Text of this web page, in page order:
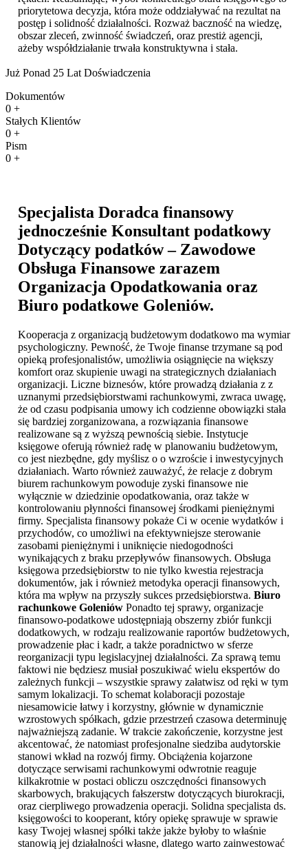
priorytetowa decyzja, która może oddziaływać na rezultat na
postęp i solidność działalności. Rozważ baczność na wiedzę,
obszar zleceń, zwinność świadczeń, oraz prestiż agencji,
ażeby współdziałanie trwała konstruktywna i stała.
Już Ponad 25 Lat Doświadczenia
Dokumentów
0 +
Stałych Klientów
0 +
Pism
0 +
Specjalista Doradca finansowy
jednocześnie Konsultant podatkowy
Dotyczący podatków – Zawodowe
Obsługa Finansowe zarazem
Organizacja Opodatkowania oraz
Biuro podatkowe Goleniów.
Kooperacja z organizacją budżetowym dodatkowo ma wymiar
psychologiczny. Pewność, że Twoje finanse trzymane są pod
opieką profesjonalistów, umożliwia osiągnięcie na większy
komfort oraz skupienie uwagi na strategicznych działaniach
organizacji. Liczne biznesów, które prowadzą działania z z
uznanymi przedsiębiorstwami rachunkowymi, zwraca uwagę,
że od czasu podpisania umowy ich codzienne obowiązki stała
się bardziej zorganizowana, a rozwiązania finansowe
realizowane są z wyższą pewnością siebie. Instytucje
księgowe oferują również radę w planowaniu budżetowym,
co jest niezbędne, gdy myślisz o o wzroście i inwestycyjnych
działaniach. Warto również zauważyć, że relacje z dobrym
biurem rachunkowym powoduje zyski finansowe nie
wyłącznie w dziedzinie opodatkowania, oraz także w
kontrolowaniu płynności finansowej środkami pieniężnymi
firmy. Specjalista finansowy pokaże Ci w ocenie wydatków i
przychodów, co umożliwi na efektywniejsze sterowanie
zasobami pieniężnymi i uniknięcie niedogodności
wynikających z braku przepływów finansowych. Obsługa
księgowa przedsiębiorstw to nie tylko kwestia rejestracja
dokumentów, jak i również metodyka operacji finansowych,
która ma wpływ na przyszły sukces przedsiębiorstwa. Biuro
rachunkowe Goleniów Ponadto tej sprawy, organizacje
finansowo-podatkowe udostępniają obszerny zbiór funkcji
dodatkowych, w rodzaju realizowanie raportów budżetowych,
prowadzenie płac i kadr, a także poradnictwo w sferze
reorganizacji typu legislacyjnej działalności. Za sprawą temu
faktowi nie będziesz musiał poszukiwać wielu ekspertów do
zależnych funkcji – wszystkie sprawy załatwisz od ręki w tym
samym lokalizacji. To schemat kolaboracji pozostaje
niesamowicie łatwy i korzystny, głównie w dynamicznie
wzrostowych spółkach, gdzie przestrzeń czasowa determinuję
najważniejszą zadanie. W trakcie zakończenie, korzystne jest
akcentować, że natomiast profesjonalne siedziba audytorskie
stanowi wkład na rozwój firmy. Obciążenia kojarzone
dotyczące serwisami rachunkowymi odwrotnie reaguje
kilkakrotnie w postaci obliczu oszczędności finansowych
skarbowych, brakujących fałszerstw dotyczących biurokracji,
oraz cierpliwego prowadzenia operacji. Solidna specjalista ds.
księgowości to kooperant, który opiekę sprawuje w sprawie
kasy Twojej własnej spółki także jakże byłoby to właśnie
stanowią jej działalności własne, dlatego warto zainwestować